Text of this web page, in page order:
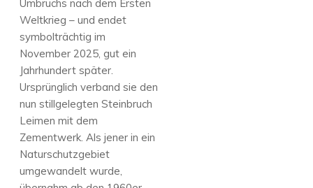
Umbruchs nach dem Ersten
Weltkrieg – und endet
symbolträchtig im
November 2025, gut ein
Jahrhundert später.
Ursprünglich verband sie den
nun stillgelegten Steinbruch
Leimen mit dem
Zementwerk. Als jener in ein
Naturschutzgebiet
umgewandelt wurde,